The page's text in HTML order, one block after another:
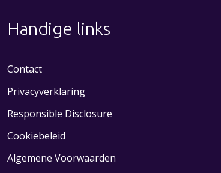
Handige links
Contact
Privacyverklaring
Responsible Disclosure
Cookiebeleid
Algemene Voorwaarden